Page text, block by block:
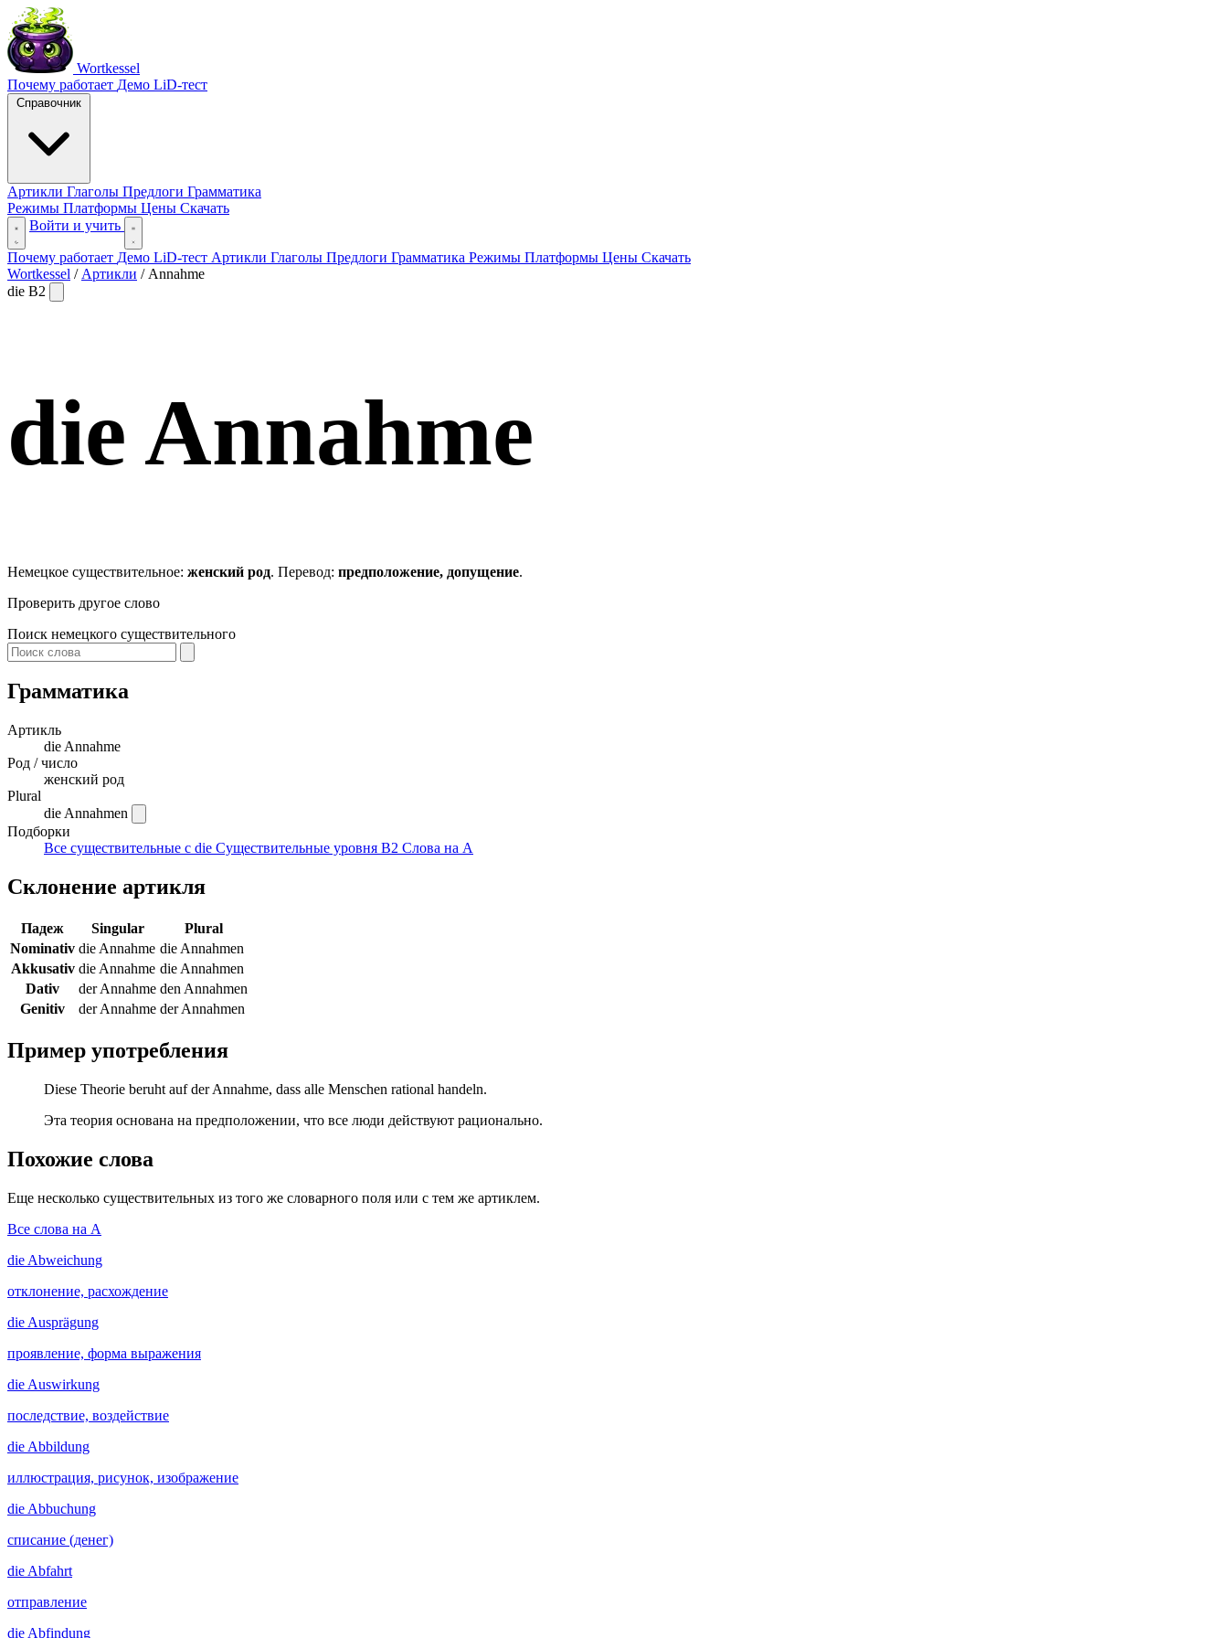
Wortkessel
Почему работает Демо LiD-тест
Справочник
Артикли Глаголы Предлоги Грамматика
Режимы Платформы Цены Скачать
Войти и учить
Почему работает Демо LiD-тест Артикли Глаголы Предлоги Грамматика Режимы Платформы Цены Скачать
Wortkessel / Артикли / Annahme
die B2
die Annahme
Немецкое существительное: женский род. Перевод: предположение, допущение.
Проверить другое слово
Поиск немецкого существительного
Грамматика
Артикль
die Annahme
Род / число
женский род
Plural
die Annahmen
Подборки
Все существительные с die Существительные уровня B2 Слова на A
Склонение артикля
Падеж Singular
Plural
Nominativ die Annahme die Annahmen
Akkusativ die Annahme die Annahmen
Dativ
der Annahme den Annahmen
Genitiv
der Annahme der Annahmen
Пример употребления
Diese Theorie beruht auf der Annahme, dass alle Menschen rational handeln.
Эта теория основана на предположении, что все люди действуют рационально.
Похожие слова
Еще несколько существительных из того же словарного поля или с тем же артиклем.
Все слова на A
die Abweichung
отклонение, расхождение
die Ausprägung
проявление, форма выражения
die Auswirkung
последствие, воздействие
die Abbildung
иллюстрация, рисунок, изображение
die Abbuchung
списание (денег)
die Abfahrt
отправление
die Abfindung